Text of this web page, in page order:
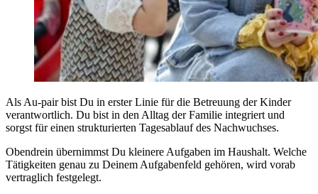
Als Au-pair bist Du in erster Linie für die Betreuung der Kinder
verantwortlich. Du bist in den Alltag der Familie integriert und
sorgst für einen strukturierten Tagesablauf des Nachwuchses.
Obendrein übernimmst Du kleinere Aufgaben im Haushalt. Welche
Tätigkeiten genau zu Deinem Aufgabenfeld gehören, wird vorab
vertraglich festgelegt.